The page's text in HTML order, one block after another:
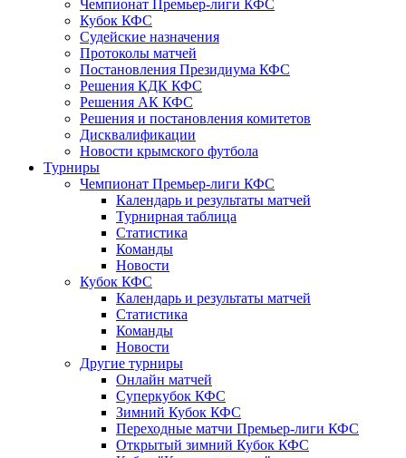
Чемпионат Премьер-лиги КФС
Кубок КФС
Судейские назначения
Протоколы матчей
Постановления Президиума КФС
Решения КДК КФС
Решения АК КФС
Решения и постановления комитетов
Дисквалификации
Новости крымского футбола
Турниры
Чемпионат Премьер-лиги КФС
Календарь и результаты матчей
Турнирная таблица
Статистика
Команды
Новости
Кубок КФС
Календарь и результаты матчей
Статистика
Команды
Новости
Другие турниры
Онлайн матчей
Суперкубок КФС
Зимний Кубок КФС
Переходные матчи Премьер-лиги КФС
Открытый зимний Кубок КФС